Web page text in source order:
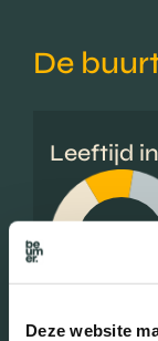
Deze website
De
Leeftijd